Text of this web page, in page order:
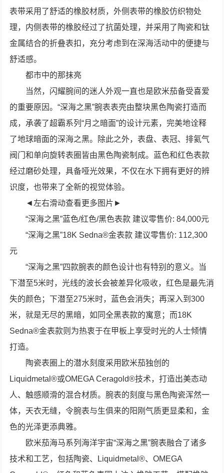
表带采用了舒适的橡胶材质，外侧表带的橡胶仿织物处
理，内侧表带的橡胶经过了抗菌处理，并采用了陶瓷和钛
金属结合的折叠表扣，充分考虑到在深海活动中的便捷与
舒适感。
都市中的那抹亮
当然，闪耀腕间的迷人外观一直也是欧米茄备受喜爱
的重要原因。“深海之黑”腕表表壳由整块黑色陶瓷打造而
成，承袭了超霸系列“月之暗面”的设计元素，完美地诠释
了地球暗面的深海之黑。除此之外，表盘、表冠、排氦气
阀门和单向旋转表圈皆由黑色陶瓷制成。蓝色和红色表款
经过磨砂处理，具备哑光效果，不仅在水下拥有更好的辨
识度，也带来了全新的视觉体验。
◄左右滑动查看更多图片►
“深海之黑”蓝色/红色/黑色表款 建议零售价: 84,000元
“深海之黑”18K Sedna®金表款 建议零售价: 112,300
元
“深海之黑”四款腕表的颜色设计也有特别的意义。当
下潜至5米时，光线的波长会被差异化吸收，红色是最先消
失的颜色；下潜至275米时，蓝色会消失；再深入到300
米，就是无尽的黑暗，如同全黑表款的寓意；而18K
Sedna®金表款则为热衷于在甲板上享受时光的人士倾情
打造。
陶瓷表圈上的潜水刻度采用欧米茄独创的
Liquidmetal®或OMEGA Ceragold®技术，打造出美态动
人、触感顺滑的混合材质。腕表的刻度与黑色陶瓷浑然一
体，天衣无缝，令腕表与生俱来的阳刚气质更显柔和，金
色的光泽更添典雅。
欧米茄海马系列海洋宇宙“深海之黑”腕表融合了诸多
技术和工艺，包括陶瓷、Liquidmetal®、OMEGA